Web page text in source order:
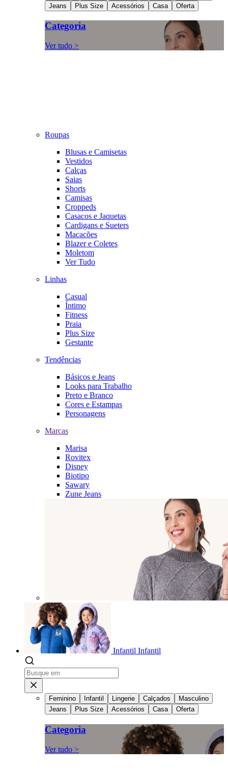
Jeans
Plus Size Acessórios Casa Oferta
Categoria
Ver tudo >
Roupas
Blusas e Camisetas
Vestidos
Calças
Saias
Shorts
Camisas
Croppeds
Casacos e Jaquetas
Cardigans e Sueters
Macacões
Blazer e Coletes
Moletom
Ver Tudo
Linhas
Casual
Íntimo
Fitness
Praia
Plus Size
Gestante
Tendências
Básicos e Jeans
Looks para Trabalho
Preto e Branco
Cores e Estampas
Personagens
Marcas
Marisa
Rovitex
Disney
Biotipo
Sawary
Zune Jeans
Infantil Infantil
Feminino Infantil Lingerie Calçados
Masculino
Jeans
Plus Size Acessórios Casa Oferta
Categoria
Ver tudo >